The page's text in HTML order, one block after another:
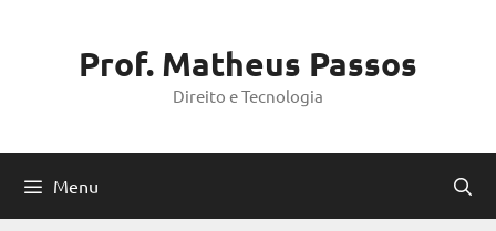
Prof. Matheus Passos
Direito e Tecnologia
Menu